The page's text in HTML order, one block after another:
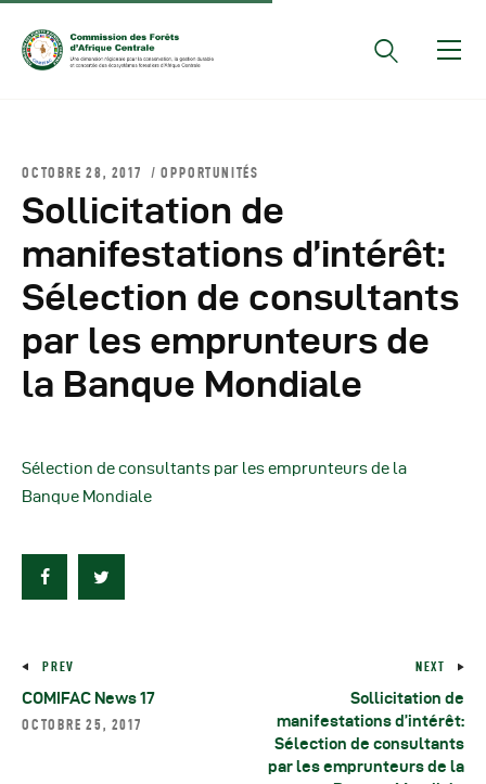
Conseils Des Ministres
Comptes Rendus De
Réunions Sous-
Régionales
Rapports
Publications
COMIFAC Newsletter
CEFDHAC
Autres Publications
OCTOBRE 28, 2017 OPPORTUNITÉS
Sollicitation de
manifestations d’intérêt:
Sélection de consultants
par les emprunteurs de
la Banque Mondiale
Sélection de consultants par les emprunteurs de la
Banque Mondiale
PREV
COMIFAC News 17
OCTOBRE 25, 2017
NEXT
Sollicitation de
manifestations d’intérêt:
Sélection de consultants
par les emprunteurs de la